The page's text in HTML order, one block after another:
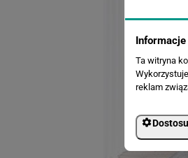
Ta witryna
reklam